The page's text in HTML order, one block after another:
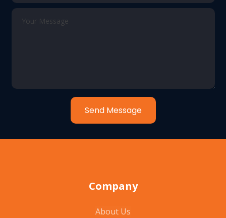
Send Message
Company
About Us